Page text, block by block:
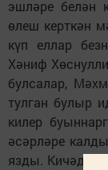
эшләре белән
өлеш керткән
күп еллар
Хәниф
булсалар,
тулган булыр
килер
әсәрләре
язды. Кичәдә